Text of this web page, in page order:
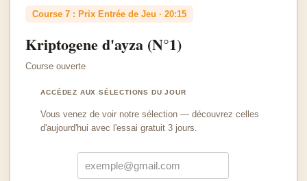
Course 7 : Prix Entrée de Jeu · 20:15
Kriptogene d'ayza (N°1)
Course ouverte
ACCÉDEZ AUX SÉLECTIONS DU JOUR
Vous venez de voir notre sélection — découvrez celles
d'aujourd'hui avec l'essai gratuit 3 jours.